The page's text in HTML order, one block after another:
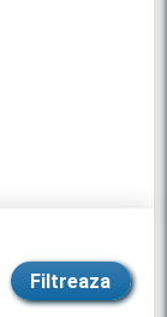
Filtreaza